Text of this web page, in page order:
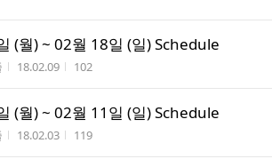
(월) ~ 02월 18일 (일) Schedule
작성시간
18.02.09 조회수
102
(월) ~ 02월 11일 (일) Schedule
작성시간
18.02.03 조회수
119